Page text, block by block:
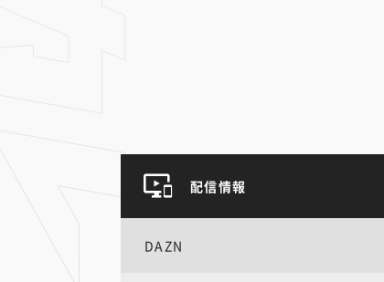
配信情報
DAZN